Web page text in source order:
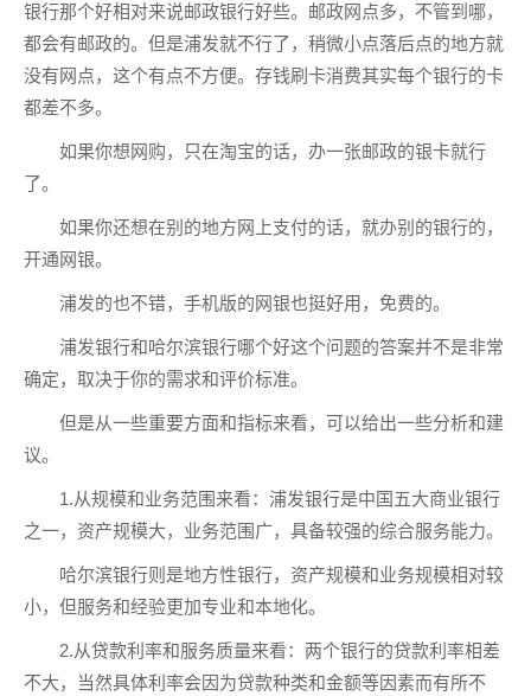
银行那个好相对来说邮政银行好些。邮政网点多，不管到哪，
都会有邮政的。但是浦发就不行了，稍微小点落后点的地方就
没有网点，这个有点不方便。存钱刷卡消费其实每个银行的卡
都差不多。
如果你想网购，只在淘宝的话，办一张邮政的银卡就行
了。
如果你还想在别的地方网上支付的话，就办别的银行的，
开通网银。
浦发的也不错，手机版的网银也挺好用，免费的。
浦发银行和哈尔滨银行哪个好这个问题的答案并不是非常
确定，取决于你的需求和评价标准。
但是从一些重要方面和指标来看，可以给出一些分析和建
议。
1.从规模和业务范围来看：浦发银行是中国五大商业银行
之一，资产规模大，业务范围广，具备较强的综合服务能力。
哈尔滨银行则是地方性银行，资产规模和业务规模相对较
小，但服务和经验更加专业和本地化。
2.从贷款利率和服务质量来看：两个银行的贷款利率相差
不大，当然具体利率会因为贷款种类和金额等因素而有所不